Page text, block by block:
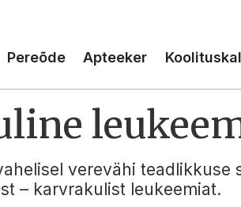
Pereõde Apteeker
verevähi
– karvrakulist leukeemiat.